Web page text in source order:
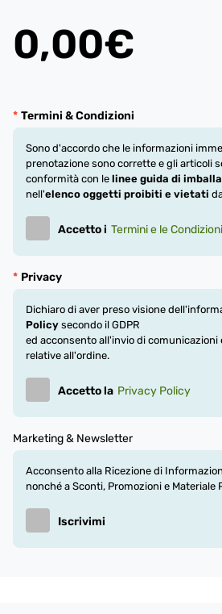
0,00€
Termini & Condizioni
Sono d'accordo che le informazioni
prenotazione sono corrette e gli articoli
conformità con le linee guida di
nell'elenco oggetti proibiti e vietati
Accetto i Termini e le Condizioni
Privacy
Dichiaro di aver preso visione
Policy secondo il GDPR
ed acconsento all'invio di
relative all'ordine.
Accetto la Privacy Policy
Marketing & Newsletter
Acconsento alla Ricezione di
nonché a Sconti, Promozioni e Materiale
Iscrivimi